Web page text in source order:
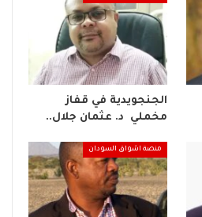
الجنجويدية في قفاز
مخملي د. عثمان جلال..
منصة اشواق السودان